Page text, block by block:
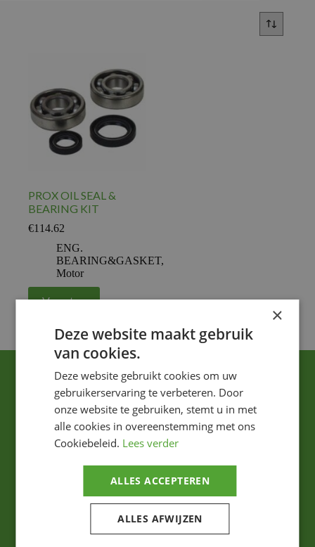
PROX OIL SEAL &
BEARING KIT
€114.62
ENG.
BEARING&GASKET,
Motor
Voeg toe
×
Deze website maakt gebruik
van cookies.
Deze website gebruikt cookies om uw
gebruikerservaring te verbeteren. Door
onze website te gebruiken, stemt u in met
alle cookies in overeenstemming met ons
Cookiebeleid. Lees verder
ALLES ACCEPTEREN
ALLES AFWIJZEN